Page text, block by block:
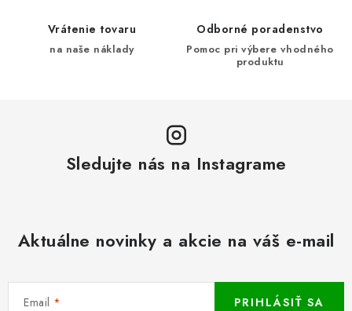
Vrátenie tovaru
na naše náklady
Odborné poradenstvo
Pomoc pri výbere vhodného
produktu
Sledujte nás na Instagrame
Aktuálne novinky a akcie na váš e-mail
Email PRIHLÁSIŤ SA